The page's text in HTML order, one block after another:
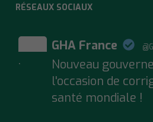
RÉSEAUX SOCIAUX
;
GHA France
Nouveau
l'occasion de
santé mondiale !